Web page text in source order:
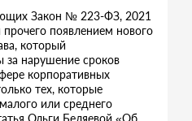
Закон № 223-ФЗ, 2021
появлением нового
который
за нарушение сроков
корпоративных
тех, которые
или среднего
Ольги Беляевой «Об